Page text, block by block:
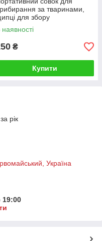
за тваринами,
для збору
собак і котів
наявності
₴
Купити
рік
Україна
19:00